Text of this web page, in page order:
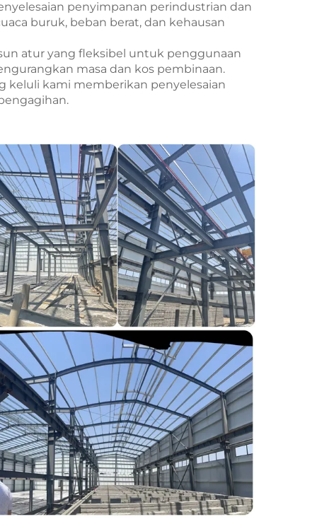
penyimpanan perindustrian dan
buruk, beban berat, dan kehausan
atur yang fleksibel untuk penggunaan
masa dan kos pembinaan.
keluli kami memberikan penyelesaian